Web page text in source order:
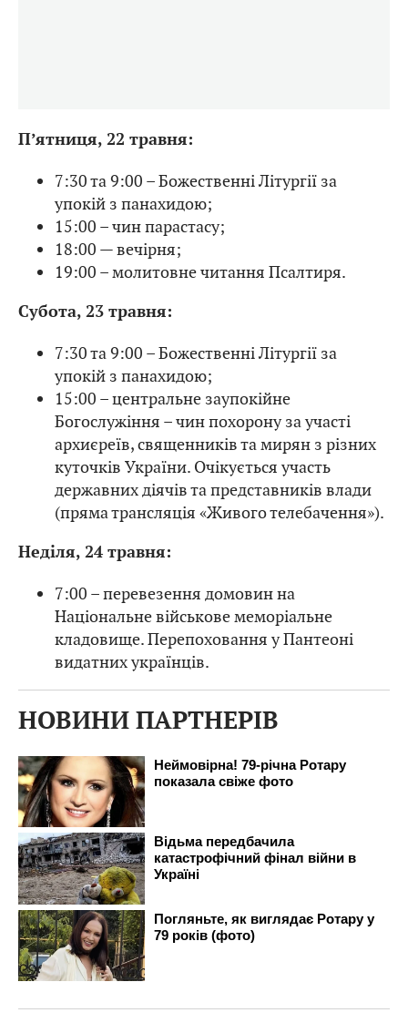
П’ятниця, 22 травня:
7:30 та 9:00 – Божественні Літургії за
упокій з панахидою;
15:00 – чин парастасу;
18:00 — вечірня;
19:00 – молитовне читання Псалтиря.
Субота, 23 травня:
7:30 та 9:00 – Божественні Літургії за
упокій з панахидою;
15:00 – центральне заупокійне
Богослужіння – чин похорону за участі
архиєреїв, священників та мирян з різних
куточків України. Очікується участь
державних діячів та представників влади
(пряма трансляція «Живого телебачення»).
Неділя, 24 травня:
7:00 – перевезення домовин на
Національне військове меморіальне
кладовище. Перепоховання у Пантеоні
видатних українців.
НОВИНИ ПАРТНЕРІВ